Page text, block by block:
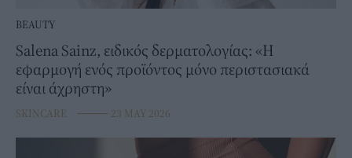
BEAUTY
Salena Sainz, ειδικός δερματολογίας: «Η
εφαρμογή ενός προϊόντος μόνο περιστασιακά
είναι άχρηστη»
SKINCARE ⸻ 23 MAY 2026